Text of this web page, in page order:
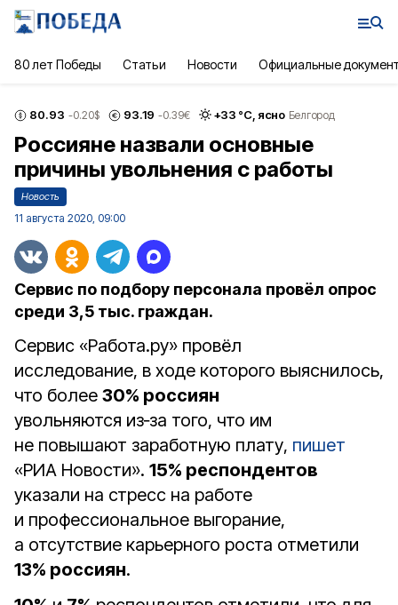
80 лет Победы Статьи Новости Официальные
80.93 -0.20$ 93.19 -0.39€ +33 °С, ясно Белгород
Россияне назвали основные
причины увольнения с работы
Новость
11 августа 2020, 09:00
Сервис по подбору персонала провёл опрос
среди 3,5 тыс. граждан.
Сервис «Работа.ру» провёл
исследование, в ходе которого выяснилось,
что более 30% россиян
увольняются из‑за того, что им
не повышают заработную плату, пишет
«РИА Новости». 15% респондентов
указали на стресс на работе
и профессиональное выгорание,
а отсутствие карьерного роста отметили
13% россиян.